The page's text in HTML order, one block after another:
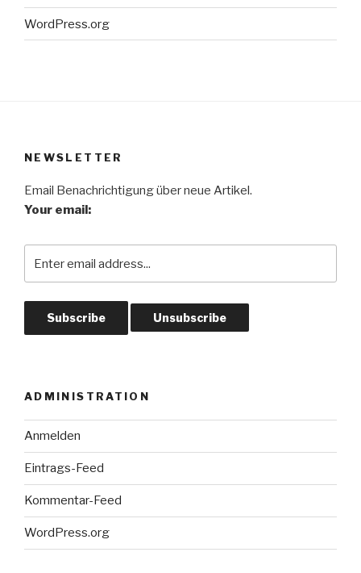
WordPress.org
NEWSLETTER
Email Benachrichtigung über neue Artikel.
Your email:
ADMINISTRATION
Anmelden
Eintrags-Feed
Kommentar-Feed
WordPress.org